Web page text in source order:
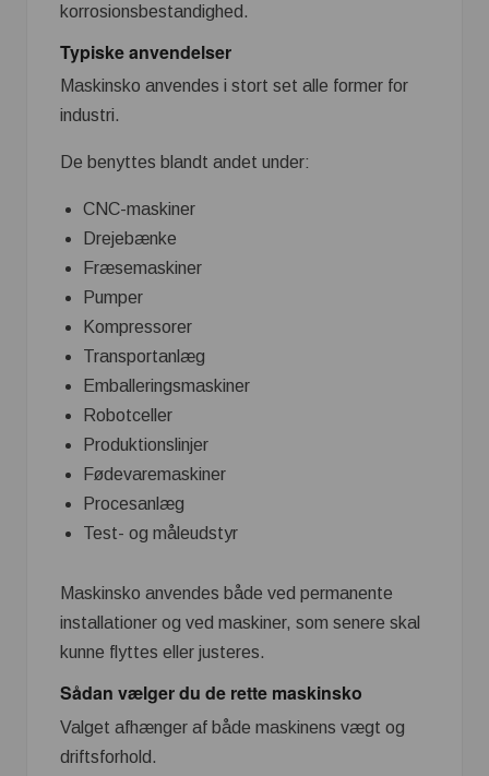
korrosionsbestandighed.
Typiske anvendelser
Maskinsko anvendes i stort set alle former for
industri.
De benyttes blandt andet under:
CNC-maskiner
Drejebænke
Fræsemaskiner
Pumper
Kompressorer
Transportanlæg
Emballeringsmaskiner
Robotceller
Produktionslinjer
Fødevaremaskiner
Procesanlæg
Test- og måleudstyr
Maskinsko anvendes både ved permanente
installationer og ved maskiner, som senere skal
kunne flyttes eller justeres.
Sådan vælger du de rette maskinsko
Valget afhænger af både maskinens vægt og
driftsforhold.